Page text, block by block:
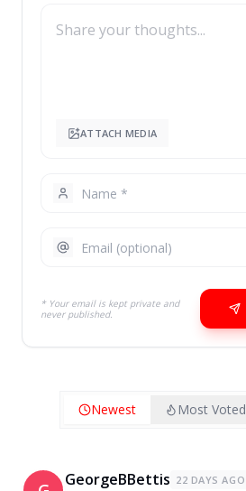
ATTACH MEDIA
* Your email is kept private and
never published.
Newest Most Voted
GeorgeBBettis 22 DAYS AGO